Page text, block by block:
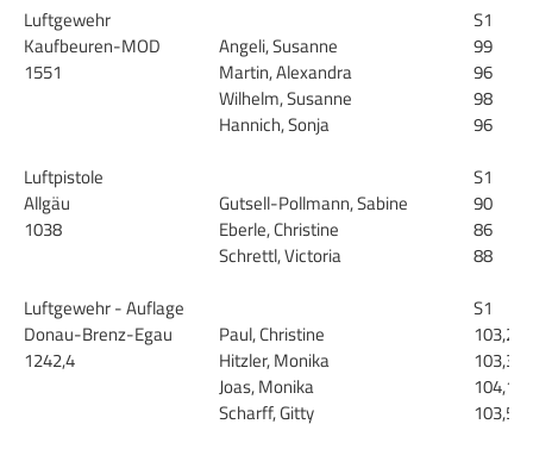
Luftgewehr
S1
Kaufbeuren-MOD
Angeli, Susanne 99
1551
Martin, Alexandra 96
Wilhelm, Susanne
98
Hannich, Sonja
96
Luftpistole
S1
Allgäu
Gutsell-Pollmann, Sabine 90
1038
Eberle, Christine 86
Schrettl, Victoria
88
Luftgewehr - Auflage
S1
Donau-Brenz-Egau
Paul, Christine 103,2
1242,4
Hitzler, Monika 103,3
Joas, Monika
104,1
Scharff, Gitty
103,5